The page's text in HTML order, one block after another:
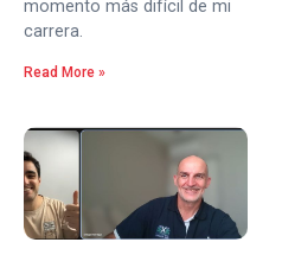
momento más difícil de mi
carrera.
Read More »